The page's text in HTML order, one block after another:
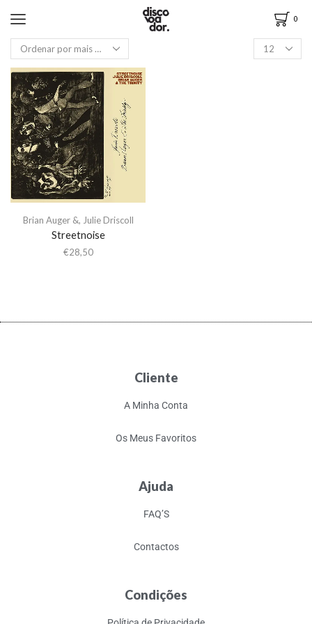
0
Brian Auger &, Julie Driscoll
Streetnoise
€28,50
Cliente
A Minha Conta
Os Meus Favoritos
Ajuda
FAQ’S
Contactos
Condições